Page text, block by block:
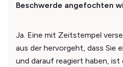
Beschwerde angefochten
Ja. Eine mit Zeitstempel
aus der hervorgeht, dass Sie
und darauf reagiert haben,